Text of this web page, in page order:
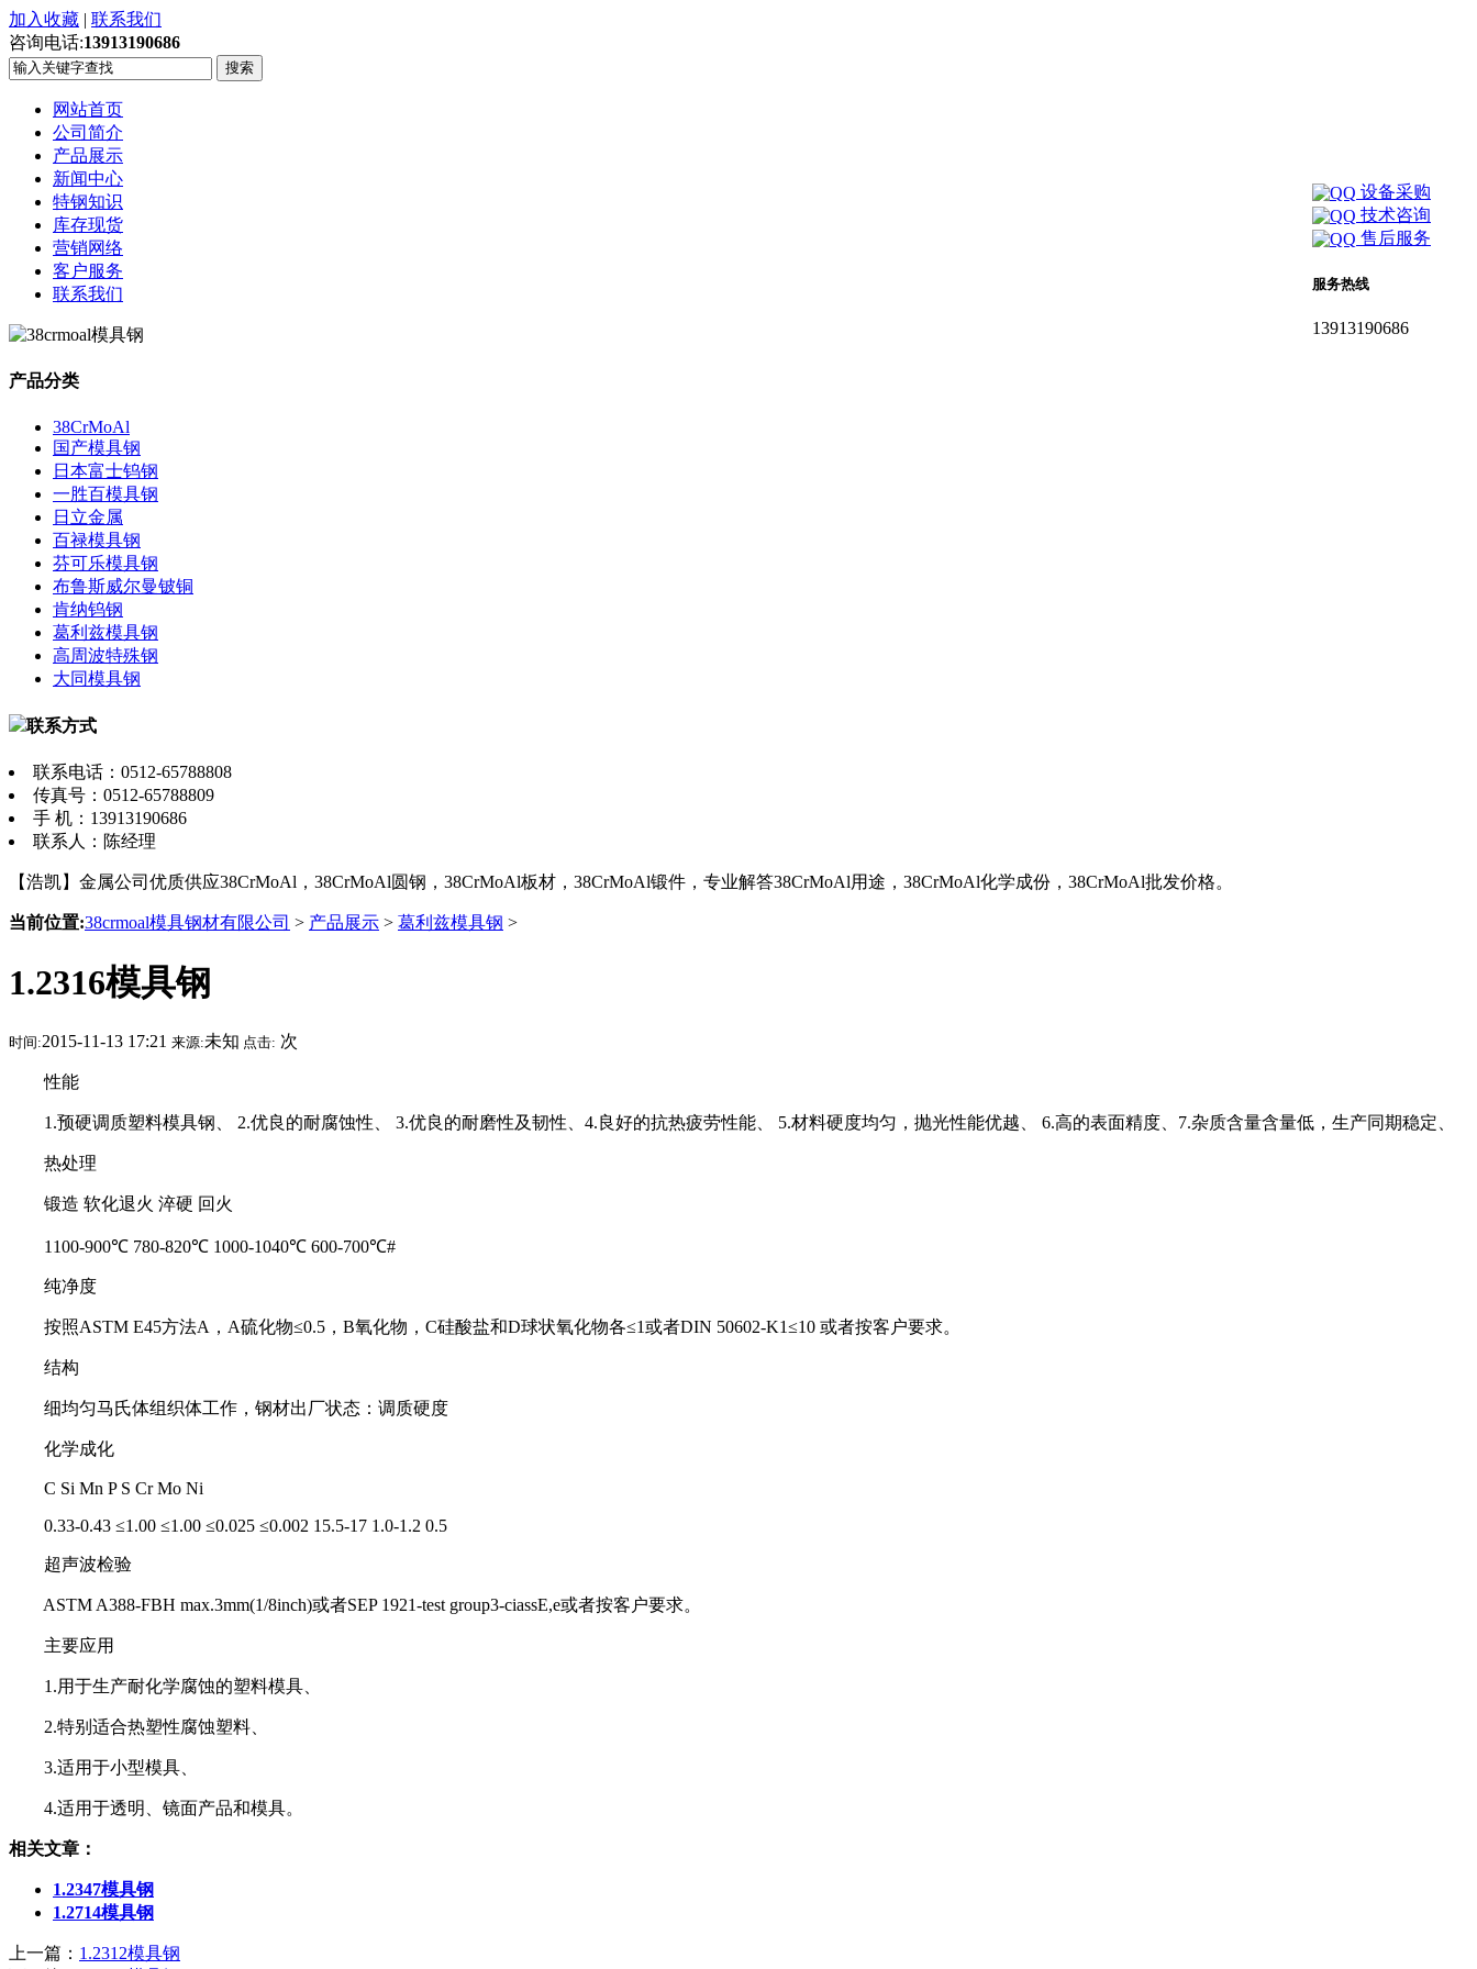
加入收藏 | 联系我们
咨询电话:13913190686
网站首页
公司简介
产品展示
新闻中心
特钢知识
库存现货
营销网络
客户服务
联系我们
产品分类
38CrMoAl
国产模具钢
日本富士钨钢
一胜百模具钢
日立金属
百禄模具钢
芬可乐模具钢
布鲁斯威尔曼铍铜
肯纳钨钢
葛利兹模具钢
高周波特殊钢
大同模具钢
联系方式
联系电话：0512-65788808
传真号：0512-65788809
手 机：13913190686
联系人：陈经理
【浩凯】金属公司优质供应38CrMoAl，38CrMoAl圆钢，38CrMoAl板材，38CrMoAl锻件，专业解答38CrMoAl用途，38CrMoAl化学成份，38CrMoAl批发价格。
当前位置:38crmoal模具钢材有限公司 > 产品展示 > 葛利兹模具钢 >
1.2316模具钢
时间:2015-11-13 17:21 来源:未知 点击: 次
性能
1.预硬调质塑料模具钢、 2.优良的耐腐蚀性、 3.优良的耐磨性及韧性、4.良好的抗热疲劳性能、 5.材料硬度均匀，抛光性能优越、 6.高的表面精度、7.杂质含量含量低，生产同期稳定、
热处理
锻造 软化退火 淬硬 回火
1100-900℃ 780-820℃ 1000-1040℃ 600-700℃#
纯净度
按照ASTM E45方法A，A硫化物≤0.5，B氧化物，C硅酸盐和D球状氧化物各≤1或者DIN 50602-K1≤10 或者按客户要求。
结构
细均匀马氏体组织体工作，钢材出厂状态：调质硬度
化学成化
C Si Mn P S Cr Mo Ni
0.33-0.43 ≤1.00 ≤1.00 ≤0.025 ≤0.002 15.5-17 1.0-1.2 0.5
超声波检验
ASTM A388-FBH max.3mm(1/8inch)或者SEP 1921-test group3-ciassE,e或者按客户要求。
主要应用
1.用于生产耐化学腐蚀的塑料模具、
2.特别适合热塑性腐蚀塑料、
3.适用于小型模具、
4.适用于透明、镜面产品和模具。
相关文章：
1.2347模具钢
1.2714模具钢
上一篇： 1.2312模具钢
设备采购
技术咨询
售后服务
服务热线
13913190686